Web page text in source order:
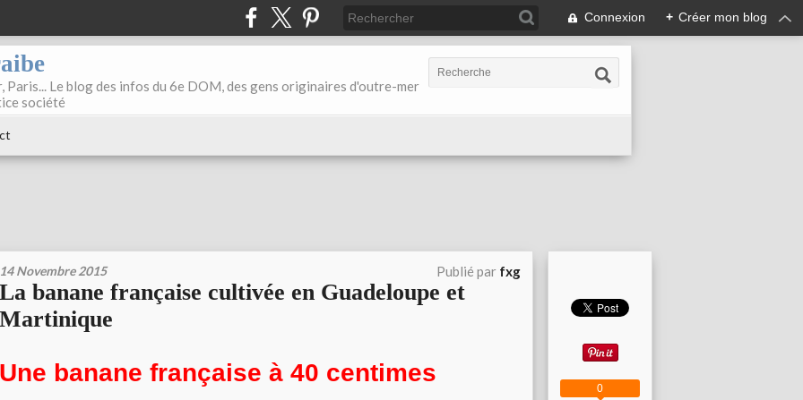
Connexion + Créer mon blog
Paris... Le blog des infos du 6e DOM, des gens originaires d'outre-mer
société
14 Novembre 2015 Publié par fxg
La banane française cultivée en Guadeloupe et
Martinique
Une banane française à 40 centimes
0